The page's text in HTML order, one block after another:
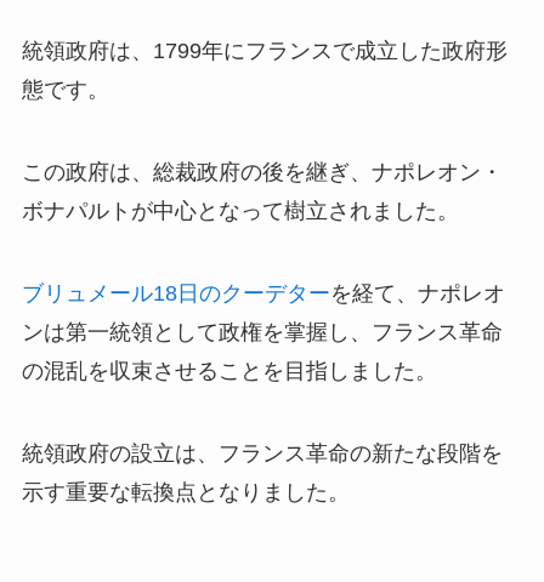
統領政府は、1799年にフランスで成立した政府形
態です。
この政府は、総裁政府の後を継ぎ、ナポレオン・
ボナパルトが中心となって樹立されました。
ブリュメール18日のクーデターを経て、ナポレオ
ンは第一統領として政権を掌握し、フランス革命
の混乱を収束させることを目指しました。
統領政府の設立は、フランス革命の新たな段階を
示す重要な転換点となりました。